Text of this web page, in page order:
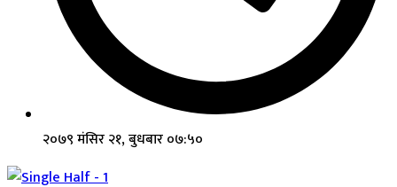
२०७९ मंसिर २१, बुधबार ०७:५०